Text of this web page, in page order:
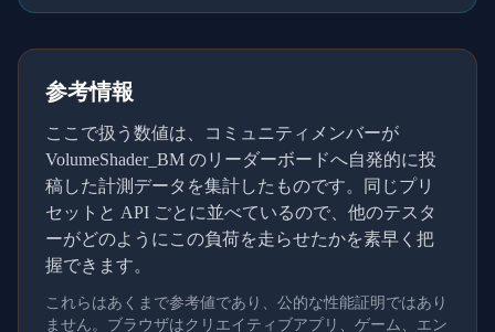
参考情報
ここで扱う数値は、コミュニティメンバーが
VolumeShader_BM のリーダーボードへ自発的に投
稿した計測データを集計したものです。同じプリ
セットと API ごとに並べているので、他のテスタ
ーがどのようにこの負荷を走らせたかを素早く把
握できます。
これらはあくまで参考値であり、公的な性能証明ではあり
ません。ブラウザはクリエイティブアプリ、ゲーム、エン